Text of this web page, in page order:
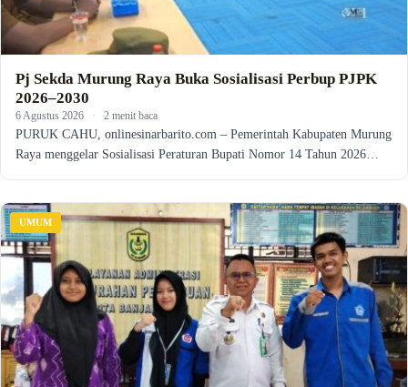
Pj Sekda Murung Raya Buka Sosialisasi Perbup PJPK
2026–2030
6 Agustus 2026 · 2 menit baca
PURUK CAHU, onlinesinarbarito.com – Pemerintah Kabupaten Murung
Raya menggelar Sosialisasi Peraturan Bupati Nomor 14 Tahun 2026…
UMUM